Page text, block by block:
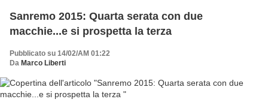
Sanremo 2015: Quarta serata con due
macchie...e si prospetta la terza
Pubblicato su 14/02/AM 01:22
Da Marco Liberti